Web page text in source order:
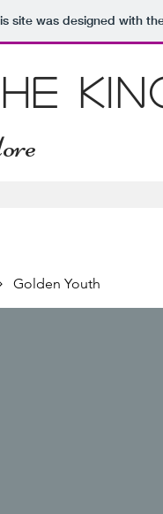
site was designed with
Golden Youth